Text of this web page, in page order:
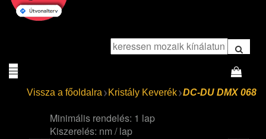
Vissza a főoldalra Kristály Keverék DC-DU DMX 068
Minimális rendelés: 1 lap
Kiszerelés: nm / lap